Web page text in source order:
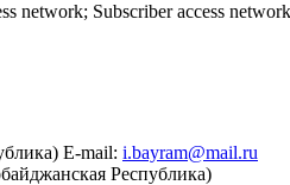
network; Subscriber access
E-mail: i.bayram@mail.ru
Республика)